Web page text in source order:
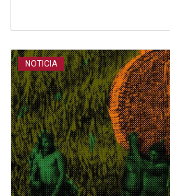
NOTICIA